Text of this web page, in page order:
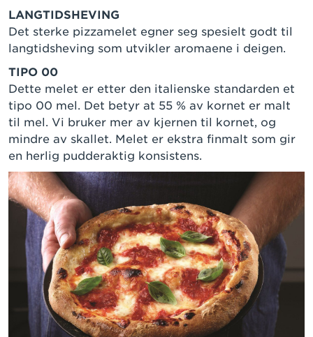
LANGTIDSHEVING
Det sterke pizzamelet egner seg spesielt godt til
langtidsheving som utvikler aromaene i deigen.
TIPO 00
Dette melet er etter den italienske standarden et
tipo 00 mel. Det betyr at 55 % av kornet er malt
til mel. Vi bruker mer av kjernen til kornet, og
mindre av skallet. Melet er ekstra finmalt som gir
en herlig pudderaktig konsistens.